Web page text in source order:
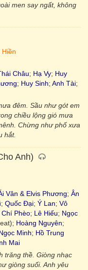
men say ngất, không
Châu; Hạ Vy; Huy
; Huy Sinh; Anh Tài;
đêm. Sầu như gót em
chiều lộng gió mưa
Chừng như phố xưa
hắt.
Anh)
Vân & Elvis Phương; Ân
; Quốc Đại; Ý Lan; Vô
Chí Phèo; Lê Hiếu; Ngọc
Hoàng Nguyên;
Minh; Hồ Trung
Mai
trăng thề. Giòng nhạc
giòng suối. Anh yêu